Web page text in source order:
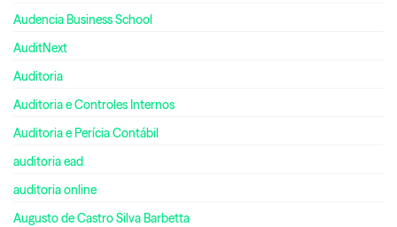
Audencia Business School
AuditNext
Auditoria
Auditoria e Controles Internos
Auditoria e Perícia Contábil
auditoria ead
auditoria online
Augusto de Castro Silva Barbetta